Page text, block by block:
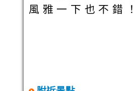
風雅一下也不錯！